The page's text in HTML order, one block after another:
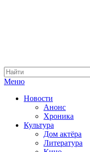
Меню
Новости
Анонс
Хроника
Культура
Дом актёра
Литература